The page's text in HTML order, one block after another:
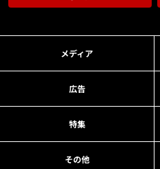
メディア
広告
特集
その他